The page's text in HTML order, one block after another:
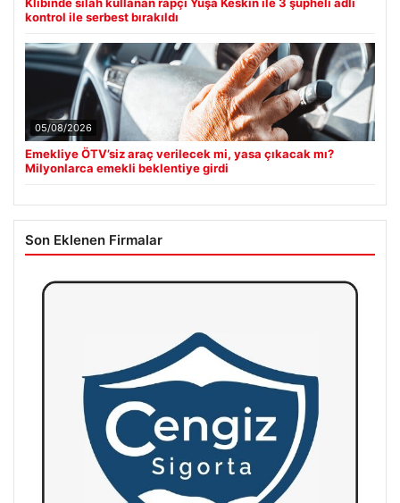
kontrol ile serbest bırakıldı
05/08/2026
Emekliye ÖTV’siz araç verilecek mi, yasa çıkacak mı?
Milyonlarca emekli beklentiye girdi
Son Eklenen Firmalar